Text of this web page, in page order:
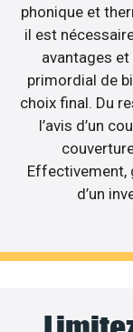
phonique et
il est
avantages
primordial de
choix final. Du
l’avis d’un
Effectivement,
d’un